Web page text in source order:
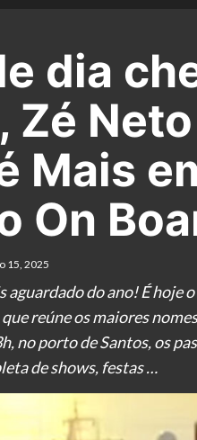
dia
Zé
Mais
On
15, 2025
aguardado do ano! É hoje
reúne os maiores
no porto de Santos, os
de shows, festas …